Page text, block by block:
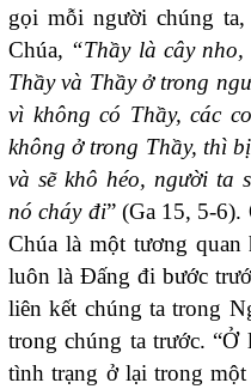
gọi mỗi người chúng
Chúa, “Thầy là cây
Thầy và Thầy ở trong
vì không có Thầy, các
không ở trong Thầy, thì
và sẽ khô héo, người ta
nó cháy đi” (Ga 15, 5-6).
Chúa là một tương
luôn là Đấng đi bước
liên kết chúng ta trong
trong chúng ta trước.
tình trạng ở lại trong